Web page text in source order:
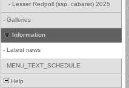
- Lesser Redpoll (ssp. cabaret) 2025
- Galleries
Information
- Latest news
- MENU_TEXT_SCHEDULE
Help